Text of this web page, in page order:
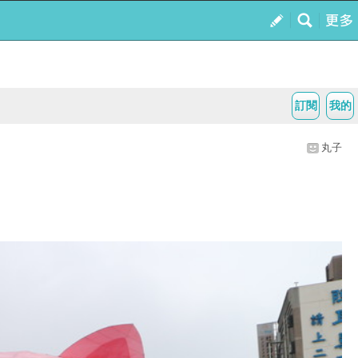
我的
訂閱
丸子